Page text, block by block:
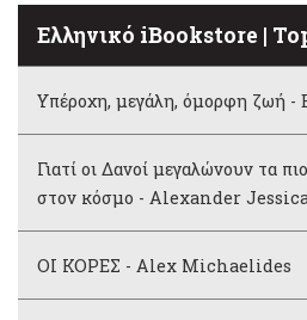
Ελληνικό iBookstore |
Υπέροχη, μεγάλη, όμορφη ζωή
Γιατί οι Δανοί μεγαλώνουν τα
στον κόσμο - Alexander
ΟΙ ΚΟΡΕΣ - Alex Michaelides